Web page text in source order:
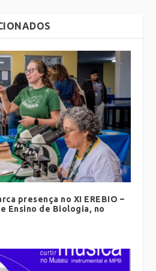
presença no XI EREBIO –
Ensino de Biologia, no